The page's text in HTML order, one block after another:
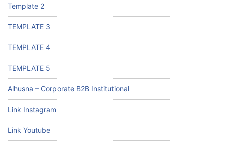
Template 2
TEMPLATE 3
TEMPLATE 4
TEMPLATE 5
Alhusna – Corporate B2B Institutional
Link Instagram
Link Youtube